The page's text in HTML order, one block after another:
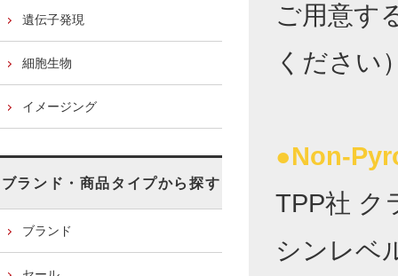
ご用意す
ください
●Non-
TPP社 ク
シンレベ
遺伝子発現
細胞生物
イメージング
ブランド・商品タイプから探す
ブランド